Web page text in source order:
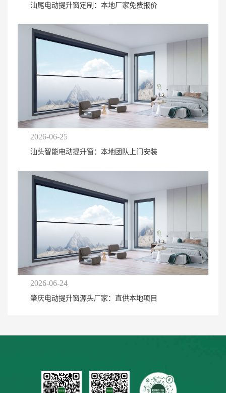
汕尾电动提升窗定制：本地厂家免费报价
2026-06-25
汕头智能电动提升窗：本地团队上门安装
2026-06-24
肇庆电动提升窗源头厂家：直供本地项目